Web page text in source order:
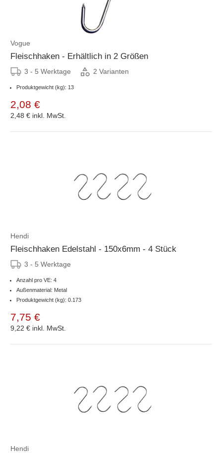
Vogue
Fleischhaken - Erhältlich in 2 Größen
3 - 5 Werktage 2 Varianten
Produktgewicht (kg): 13
2,08 €
2,48 € inkl. MwSt.
Hendi
Fleischhaken Edelstahl - 150x6mm - 4 Stück
3 - 5 Werktage
Anzahl pro VE: 4
Außenmaterial: Metal
Produktgewicht (kg): 0.173
7,75 €
9,22 € inkl. MwSt.
Hendi